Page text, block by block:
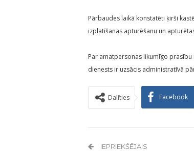
Pārbaudes laikā konstatēti ķirši
izplatīšanas apturēšanu un
Par amatpersonas likumīgo
dienests ir uzsācis administratīvā
Dalīties Facebook
IEPRIEKŠĒJAIS